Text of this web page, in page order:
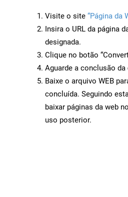
Visite o site “Página da
Insira o URL da página
designada.
Clique no botão
Aguarde a conclusão da
Baixe o arquivo WEB
concluída. Seguindo
baixar páginas da web
uso posterior.